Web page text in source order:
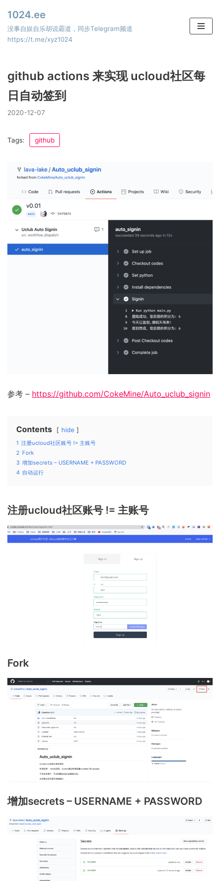
Skip
to
content
1024.ee
没事自娱自乐胡说霸道，同步Telegram频道
https://t.me/xyz1024
github actions 来实现 ucloud社区每
日自动签到
2020-12-07
Tags: github
参考 – https://github.com/CokeMine/Auto_uclub_signin
Contents hide
1 注册ucloud社区账号 != 主账号
2 Fork
3 增加secrets – USERNAME + PASSWORD
4 自动运行
注册ucloud社区账号 != 主账号
Fork
增加secrets – USERNAME + PASSWORD